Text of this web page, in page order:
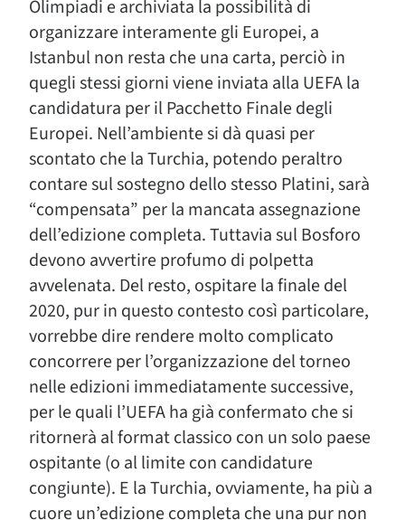
Olimpiadi e archiviata la possibilità di
organizzare interamente gli Europei, a
Istanbul non resta che una carta, perciò in
quegli stessi giorni viene inviata alla UEFA la
candidatura per il Pacchetto Finale degli
Europei. Nell’ambiente si dà quasi per
scontato che la Turchia, potendo peraltro
contare sul sostegno dello stesso Platini, sarà
“compensata” per la mancata assegnazione
dell’edizione completa. Tuttavia sul Bosforo
devono avvertire profumo di polpetta
avvelenata. Del resto, ospitare la finale del
2020, pur in questo contesto così particolare,
vorrebbe dire rendere molto complicato
concorrere per l’organizzazione del torneo
nelle edizioni immediatamente successive,
per le quali l’UEFA ha già confermato che si
ritornerà al format classico con un solo paese
ospitante (o al limite con candidature
congiunte). E la Turchia, ovviamente, ha più a
cuore un’edizione completa che una pur non